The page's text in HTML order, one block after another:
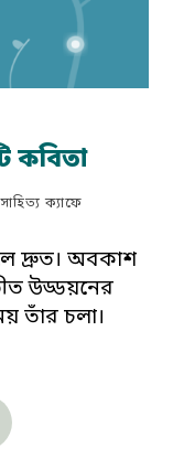
কবিতা
সাহিত্য ক্যাফে
দ্রুত। অবকাশ
উড্ডয়নের
তাঁর চলা।